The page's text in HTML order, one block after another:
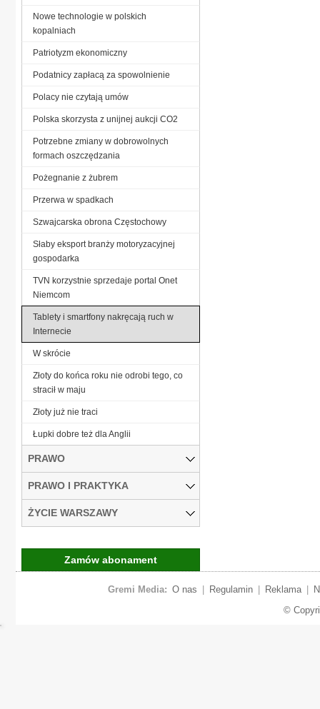
Nowe technologie w polskich
kopalniach
Patriotyzm ekonomiczny
Podatnicy zapłacą za spowolnienie
Polacy nie czytają umów
Polska skorzysta z unijnej aukcji CO2
Potrzebne zmiany w dobrowolnych
formach oszczędzania
Pożegnanie z żubrem
Przerwa w spadkach
Szwajcarska obrona Częstochowy
Słaby eksport branży motoryzacyjnej
gospodarka
TVN korzystnie sprzedaje portal Onet
Niemcom
Tablety i smartfony nakręcają ruch w
Internecie
W skrócie
Złoty do końca roku nie odrobi tego, co
stracił w maju
Złoty już nie traci
Łupki dobre też dla Anglii
PRAWO
PRAWO I PRAKTYKA
ŻYCIE WARSZAWY
Zamów abonament
Gremi Media: O nas Regulamin Reklama
©